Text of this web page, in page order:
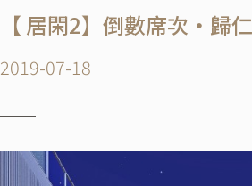
【 居閑2】倒數席次・歸
2019-07-18